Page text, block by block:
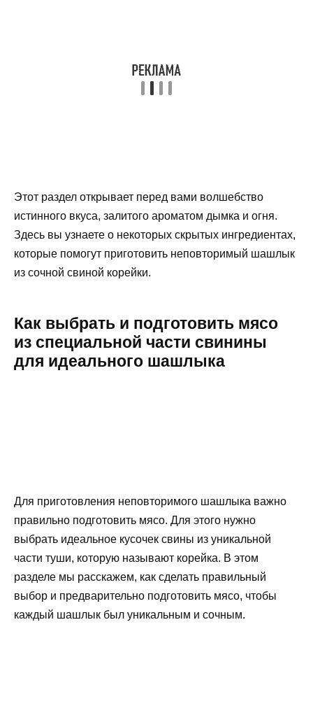
Этот раздел открывает перед вами волшебство
истинного вкуса, залитого ароматом дымка и огня.
Здесь вы узнаете о некоторых скрытых ингредиентах,
которые помогут приготовить неповторимый шашлык
из сочной свиной корейки.
Как выбрать и подготовить мясо
из специальной части свинины
для идеального шашлыка
Для приготовления неповторимого шашлыка важно
правильно подготовить мясо. Для этого нужно
выбрать идеальное кусочек свины из уникальной
части туши, которую называют корейка. В этом
разделе мы расскажем, как сделать правильный
выбор и предварительно подготовить мясо, чтобы
каждый шашлык был уникальным и сочным.